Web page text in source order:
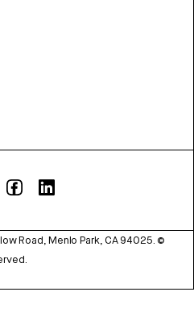
Road, Menlo Park, CA 94025. ©